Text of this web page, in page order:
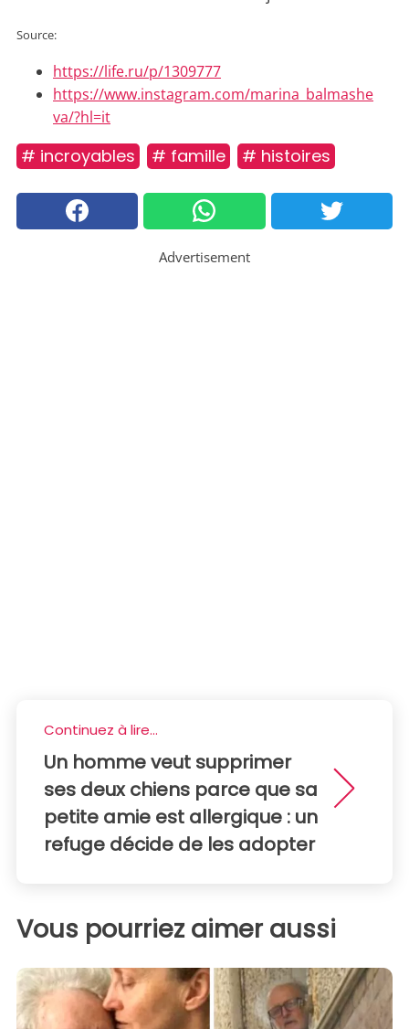
Source:
https://life.ru/p/1309777
https://www.instagram.com/marina_balmashe
va/?hl=it
# incroyables # famille # histoires
Advertisement
Continuez à lire...
Un homme veut supprimer
ses deux chiens parce que sa
petite amie est allergique : un
refuge décide de les adopter
Vous pourriez aimer aussi